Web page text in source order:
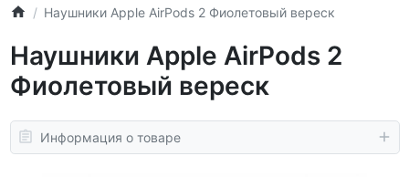
Наушники Apple AirPods 2 Фиолетовый вереск
Наушники Apple AirPods 2
Фиолетовый вереск
Информация о товаре